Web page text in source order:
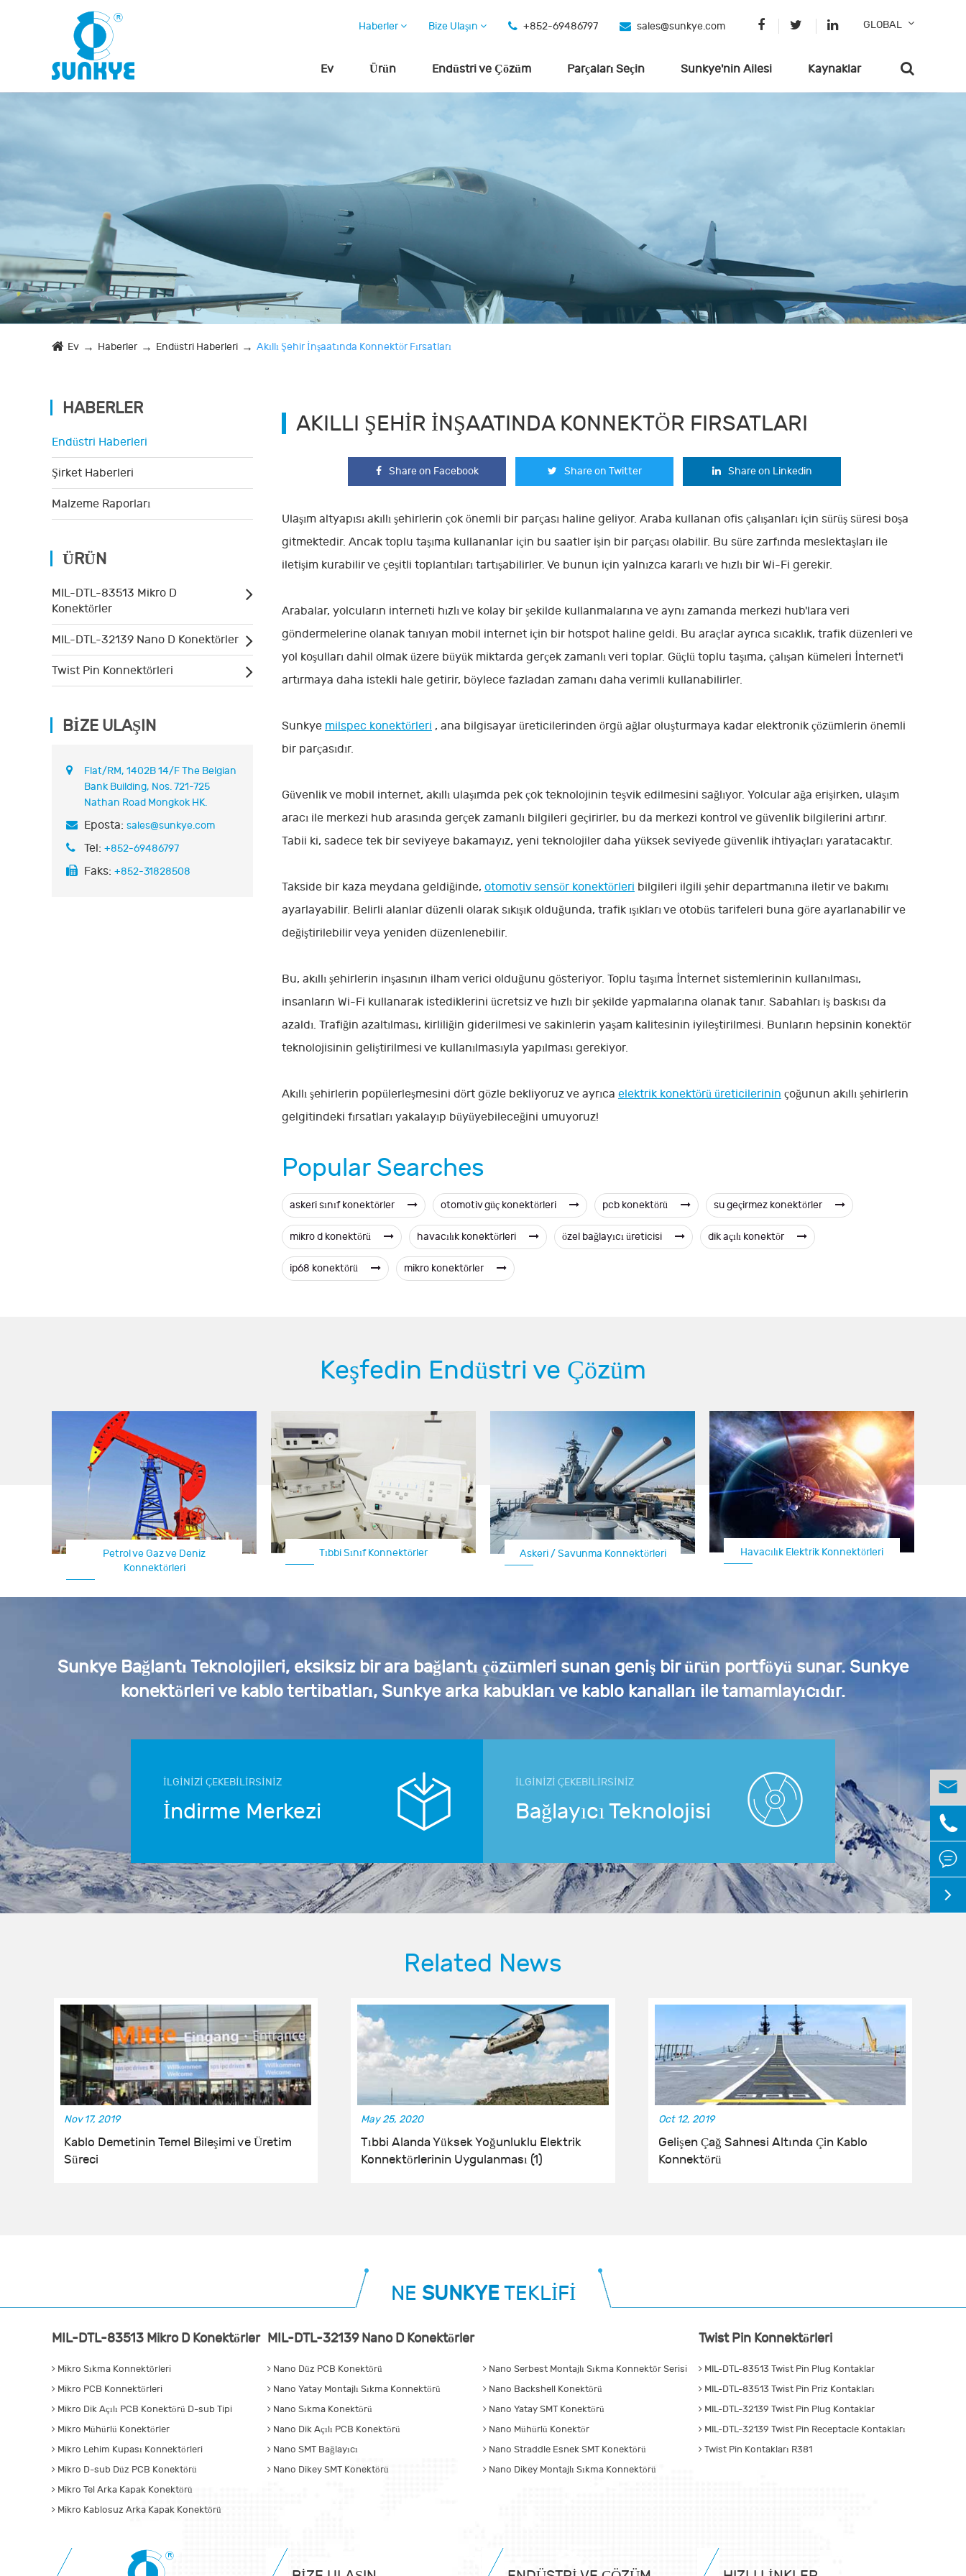
Haberler Bize Ulaşın +852-69486797 sales@sunkye.com GLOBAL
Ev Ürün Endüstri ve Çözüm Parçaları Seçin Sunkye'nin Ailesi Kaynaklar
Ev Haberler Endüstri Haberleri Akıllı Şehir İnşaatında Konnektör Fırsatları
HABERLER
Endüstri Haberleri
Şirket Haberleri
Malzeme Raporları
ÜRÜN
MIL-DTL-83513 Mikro D
Konektörler
MIL-DTL-32139 Nano D Konektörler
Twist Pin Konnektörleri
BIZE ULAŞIN
Flat/RM, 1402B 14/F The Belgian
Bank Building, Nos. 721-725
Nathan Road Mongkok HK.
Eposta: sales@sunkye.com
Tel: +852-69486797
Faks: +852-31828508
AKILLI ŞEHIR İNŞAATINDA KONNEKTÖR FIRSATLARI
Share on Facebook Share on Twitter Share on Linkedin
Ulaşım altyapısı akıllı şehirlerin çok önemli bir parçası haline geliyor. Araba kullanan ofis çalışanları için sürüş süresi boşa
gitmektedir. Ancak toplu taşıma kullananlar için bu saatler işin bir parçası olabilir. Bu süre zarfında meslektaşları ile
iletişim kurabilir ve çeşitli toplantıları tartışabilirler. Ve bunun için yalnızca kararlı ve hızlı bir Wi-Fi gerekir.
Arabalar, yolcuların interneti hızlı ve kolay bir şekilde kullanmalarına ve aynı zamanda merkezi hub'lara veri
göndermelerine olanak tanıyan mobil internet için bir hotspot haline geldi. Bu araçlar ayrıca sıcaklık, trafik düzenleri ve
yol koşulları dahil olmak üzere büyük miktarda gerçek zamanlı veri toplar. Güçlü toplu taşıma, çalışan kümeleri İnternet'i
artırmaya daha istekli hale getirir, böylece fazladan zamanı daha verimli kullanabilirler.
Sunkye milspec konektörleri , ana bilgisayar üreticilerinden örgü ağlar oluşturmaya kadar elektronik çözümlerin önemli
bir parçasıdır.
Güvenlik ve mobil internet, akıllı ulaşımda pek çok teknolojinin teşvik edilmesini sağlıyor. Yolcular ağa erişirken, ulaşım
aracı ile merkezi hub arasında gerçek zamanlı bilgileri geçirirler, bu da merkezi kontrol ve güvenlik bilgilerini artırır.
Tabii ki, sadece tek bir seviyeye bakamayız, yeni teknolojiler daha yüksek seviyede güvenlik ihtiyaçları yaratacaktır.
Takside bir kaza meydana geldiğinde, otomotiv sensör konektörleri bilgileri ilgili şehir departmanına iletir ve bakımı
ayarlayabilir. Belirli alanlar düzenli olarak sıkışık olduğunda, trafik ışıkları ve otobüs tarifeleri buna göre ayarlanabilir ve
değiştirilebilir veya yeniden düzenlenebilir.
Bu, akıllı şehirlerin inşasının ilham verici olduğunu gösteriyor. Toplu taşıma İnternet sistemlerinin kullanılması,
insanların Wi-Fi kullanarak istediklerini ücretsiz ve hızlı bir şekilde yapmalarına olanak tanır. Sabahları iş baskısı da
azaldı. Trafiğin azaltılması, kirliliğin giderilmesi ve sakinlerin yaşam kalitesinin iyileştirilmesi. Bunların hepsinin konektör
teknolojisinin geliştirilmesi ve kullanılmasıyla yapılması gerekiyor.
Akıllı şehirlerin popülerleşmesini dört gözle bekliyoruz ve ayrıca elektrik konektörü üreticilerinin çoğunun akıllı şehirlerin
gelgitindeki fırsatları yakalayıp büyüyebileceğini umuyoruz!
Popular Searches
askeri sınıf konektörler otomotiv güç konektörleri pcb konektörü su geçirmez konektörler
mikro d konektörü havacılık konektörleri özel bağlayıcı üreticisi dik açılı konektör
ip68 konektörü mikro konektörler
Keşfedin Endüstri ve Çözüm
Petrol ve Gaz ve Deniz
Konnektörleri
Tıbbi Sınıf Konnektörler Askeri / Savunma Konnektörleri
Otomotiv Elektrik Konnektörleri Havacılık Elektrik Konnektörleri Uçak Konnektörü / İHA Konnektörü
Sunkye Bağlantı Teknolojileri, eksiksiz bir ara bağlantı çözümleri sunan geniş bir ürün portföyü sunar. Sunkye
konektörleri ve kablo tertibatları, Sunkye arka kabukları ve kablo kanalları ile tamamlayıcıdır.
İLGİNİZİ ÇEKEBİLİRSİNİZ
İndirme Merkezi
İLGİNİZİ ÇEKEBİLİRSİNİZ
Bağlayıcı Teknolojisi
Related News
Nov 17, 2019
Kablo Demetinin Temel Bileşimi ve Üretim
Süreci
May 25, 2020
Tıbbi Alanda Yüksek Yoğunluklu Elektrik
Konnektörlerinin Uygulanması (1)
Oct 12, 2019
Gelişen Çağ Sahnesi Altında Çin Kablo
Konnektörü
NE SUNKYETEKLİFİ
MIL-DTL-83513 Mikro D Konektörler
Mikro Sıkma Konnektörleri
Mikro PCB Konnektörleri
Mikro Dik Açılı PCB Konektörü D-sub Tipi
Mikro Mühürlü Konektörler
Mikro Lehim Kupası Konnektörleri
Mikro D-sub Düz PCB Konektörü
Mikro Tel Arka Kapak Konektörü
Mikro Kablosuz Arka Kapak Konektörü
MIL-DTL-32139 Nano D Konektörler
Nano Düz PCB Konektörü
Nano Serbest Montajlı Sıkma Konnektör Serisi
Nano Yatay Montajlı Sıkma Konnektörü
Nano Backshell Konektörü
Nano Sıkma Konektörü
Nano Yatay SMT Konektörü
Nano Dik Açılı PCB Konektörü
Nano Mühürlü Konektör
Nano SMT Bağlayıcı
Nano Straddle Esnek SMT Konektörü
Nano Dikey SMT Konektörü
Nano Dikey Montajlı Sıkma Konnektörü
Twist Pin Konnektörleri
MIL-DTL-83513 Twist Pin Plug Kontaklar
MIL-DTL-83513 Twist Pin Priz Kontakları
MIL-DTL-32139 Twist Pin Plug Kontaklar
MIL-DTL-32139 Twist Pin Receptacle Kontakları
Twist Pin Kontakları R381



